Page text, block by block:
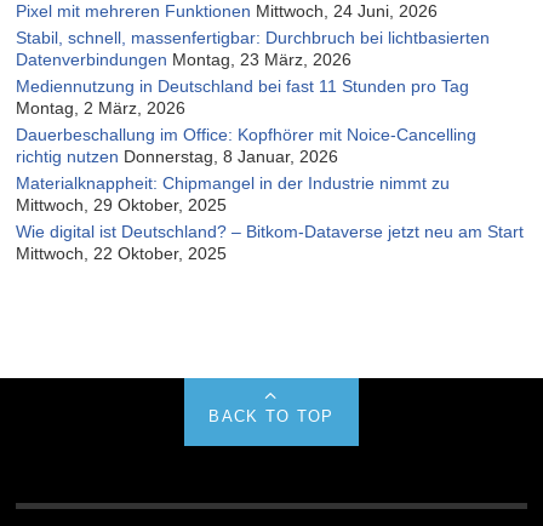
Pixel mit mehreren Funktionen Mittwoch, 24 Juni, 2026
Stabil, schnell, massenfertigbar: Durchbruch bei lichtbasierten
Datenverbindungen Montag, 23 März, 2026
Mediennutzung in Deutschland bei fast 11 Stunden pro Tag
Montag, 2 März, 2026
Dauerbeschallung im Office: Kopfhörer mit Noice-Cancelling
richtig nutzen Donnerstag, 8 Januar, 2026
Materialknappheit: Chipmangel in der Industrie nimmt zu
Mittwoch, 29 Oktober, 2025
Wie digital ist Deutschland? – Bitkom-Dataverse jetzt neu am Start
Mittwoch, 22 Oktober, 2025
BACK TO TOP